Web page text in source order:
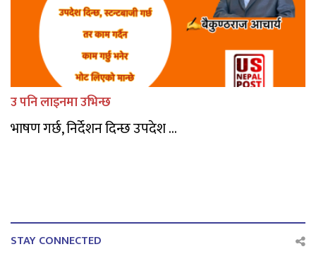
उ पनि लाइनमा उभिन्छ
भाषण गर्छ, निर्देशन दिन्छ उपदेश ...
STAY CONNECTED